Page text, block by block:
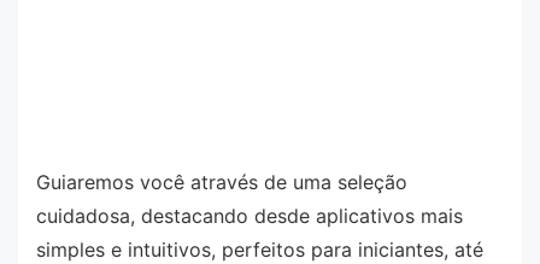
Guiaremos você através de uma seleção
cuidadosa, destacando desde aplicativos mais
simples e intuitivos, perfeitos para iniciantes, até